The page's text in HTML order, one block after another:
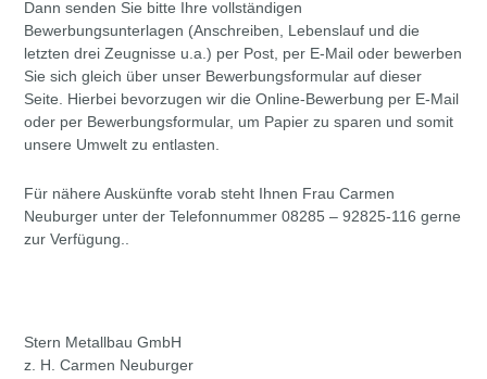
Dann senden Sie bitte Ihre vollständigen
Bewerbungsunterlagen (Anschreiben, Lebenslauf und die
letzten drei Zeugnisse u.a.) per Post, per E-Mail oder bewerben
Sie sich gleich über unser Bewerbungsformular auf dieser
Seite. Hierbei bevorzugen wir die Online-Bewerbung per E-Mail
oder per Bewerbungsformular, um Papier zu sparen und somit
unsere Umwelt zu entlasten.
Für nähere Auskünfte vorab steht Ihnen Frau Carmen
Neuburger unter der Telefonnummer 08285 – 92825-116 gerne
zur Verfügung..
Stern Metallbau GmbH
z. H. Carmen Neuburger